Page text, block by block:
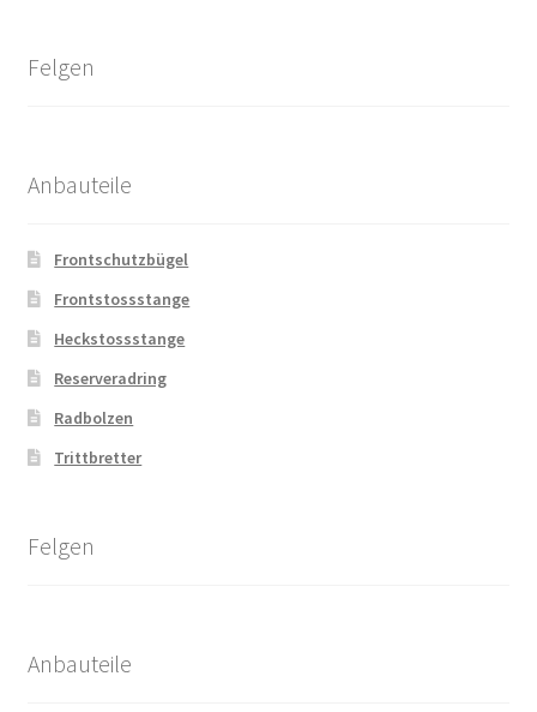
Felgen
Anbauteile
Frontschutzbügel
Frontstossstange
Heckstossstange
Reserveradring
Radbolzen
Trittbretter
Felgen
Anbauteile